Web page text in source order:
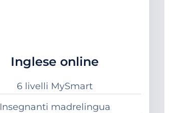
Inglese online
6 livelli MySmart
Insegnanti madrelingua